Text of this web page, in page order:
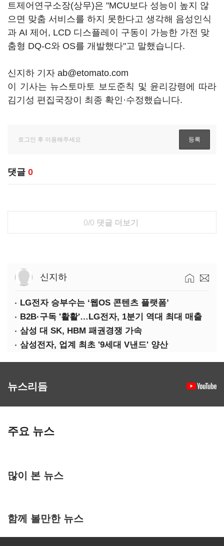
트제어연구소장(상무)은 "MCU보다 성능이 높지 않
으면 맞춤 서비스를 하지 못한다고 생각해 음성인식
과 AI 제어, LCD 디스플레이 구동이 가능한 가전 맞
춤형 DQ-C와 OS를 개발했다"고 말했습니다.
신지하 기자 ab@etomato.com
이 기사는 뉴스토마토 보도준칙 및 윤리강령에 따라
김기성 편집국장이 최종 확인·수정했습니다.
댓글 0
0/0 댓글 더보기
신지하
LG전자 승부수는 ‘웹OS 콘텐츠 플랫폼’
B2B·구독 '활활'…LG전자, 1분기 역대 최대 매출
삼성 대 SK, HBM 패권경쟁 가속
삼성전자, 업계 최초 '9세대 V낸드' 양산
뉴스리듬
주요 뉴스
많이 본 뉴스
함께 볼만한 뉴스